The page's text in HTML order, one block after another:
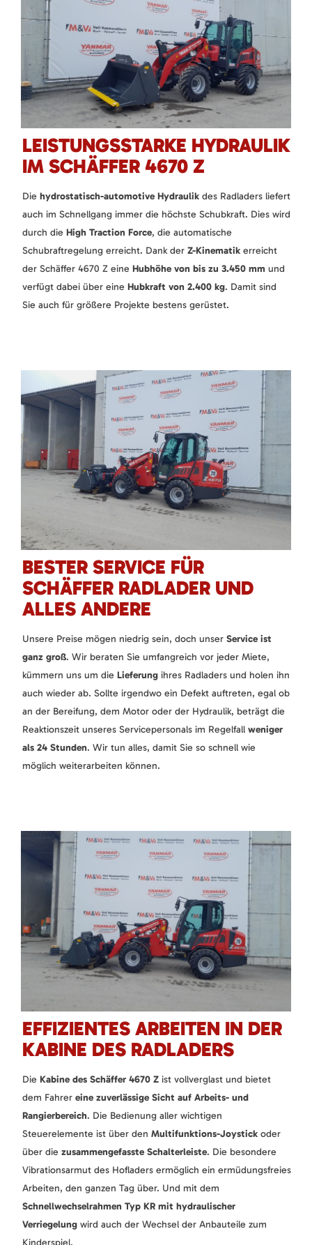
LEISTUNGSSTARKE HYDRAULIK
IM SCHÄFFER 4670 Z
Die hydrostatisch-automotive Hydraulik des Radladers liefert
auch im Schnellgang immer die höchste Schubkraft. Dies wird
durch die High Traction Force, die automatische
Schubraftregelung erreicht. Dank der Z-Kinematik erreicht
der Schäffer 4670 Z eine Hubhöhe von bis zu 3.450 mm und
verfügt dabei über eine Hubkraft von 2.400 kg. Damit sind
Sie auch für größere Projekte bestens gerüstet.
BESTER SERVICE FÜR
SCHÄFFER RADLADER UND
ALLES ANDERE
Unsere Preise mögen niedrig sein, doch unser Service ist
ganz groß. Wir beraten Sie umfangreich vor jeder Miete,
kümmern uns um die Lieferung ihres Radladers und holen ihn
auch wieder ab. Sollte irgendwo ein Defekt auftreten, egal ob
an der Bereifung, dem Motor oder der Hydraulik, beträgt die
Reaktionszeit unseres Servicepersonals im Regelfall weniger
als 24 Stunden. Wir tun alles, damit Sie so schnell wie
möglich weiterarbeiten können.
EFFIZIENTES ARBEITEN IN DER
KABINE DES RADLADERS
Die Kabine des Schäffer 4670 Z ist vollverglast und bietet
dem Fahrer eine zuverlässige Sicht auf Arbeits- und
Rangierbereich. Die Bedienung aller wichtigen
Steuerelemente ist über den Multifunktions-Joystick oder
über die zusammengefasste Schalterleiste. Die besondere
Vibrationsarmut des Hofladers ermöglich ein ermüdungsfreies
Arbeiten, den ganzen Tag über. Und mit dem
Schnellwechselrahmen Typ KR mit hydraulischer
Verriegelung wird auch der Wechsel der Anbauteile zum
Kinderspiel.